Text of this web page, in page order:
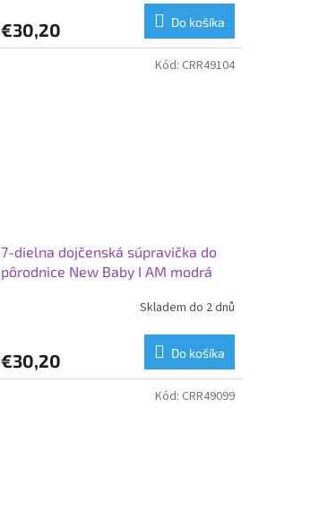
€30,20 Do košíka
7-dielna dojčenská súpravička do
pôrodnice New Baby I AM modrá
Skladem do 2 dnů
€30,20 Do košíka
Kód: CRR49104
Kód: CRR49099